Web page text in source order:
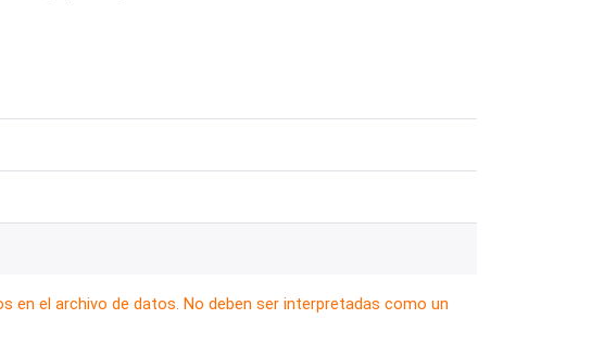
en el archivo de datos. No deben ser interpretadas como un